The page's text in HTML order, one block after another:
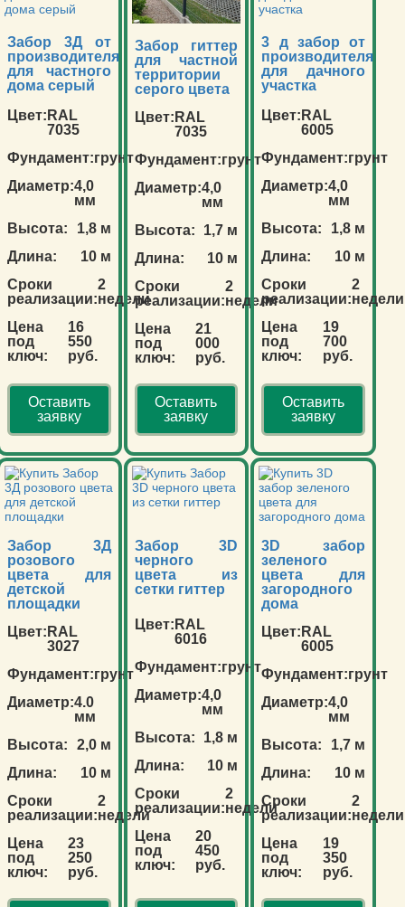
Забор 3Д от
производителя
для частного
дома серый
Цвет: RAL
7035
Фундамент:грунт
Диаметр:4,0
мм
Высота:
1,8 м
Длина:
10 м
Сроки
реализации:
2
недели
Цена
под
ключ:
16
550
руб.
Оставить
заявку
Забор гиттер
для частной
территории
серого цвета
Цвет: RAL
7035
Фундамент:грунт
Диаметр:4,0
мм
Высота:
1,7 м
Длина:
10 м
Сроки
реализации:
2
недели
Цена
под
ключ:
21
000
руб.
Оставить
заявку
3 д забор от
производителя
для дачного
участка
Цвет: RAL
6005
Фундамент:грунт
Диаметр:4,0
мм
Высота:
1,8 м
Длина:
10 м
Сроки
реализации:
2
недели
Цена
под
ключ:
19
700
руб.
Оставить
заявку
Забор 3Д
розового
цвета для
детской
площадки
Цвет: RAL
3027
Фундамент:грунт
Диаметр:4.0
мм
Высота:
2,0 м
Длина:
10 м
Сроки
реализации:
2
недели
Цена
под
ключ:
23
250
руб.
Забор 3D
черного
цвета из
сетки гиттер
Цвет: RAL
6016
Фундамент:грунт
Диаметр:4,0
мм
Высота:
1,8 м
Длина:
10 м
Сроки
реализации:
2
недели
Цена
под
ключ:
20
450
руб.
3D забор
зеленого
цвета для
загородного
дома
Цвет: RAL
6005
Фундамент:грунт
Диаметр:4,0
мм
Высота:
1,7 м
Длина:
10 м
Сроки
реализации:
2
недели
Цена
под
ключ:
19
350
руб.